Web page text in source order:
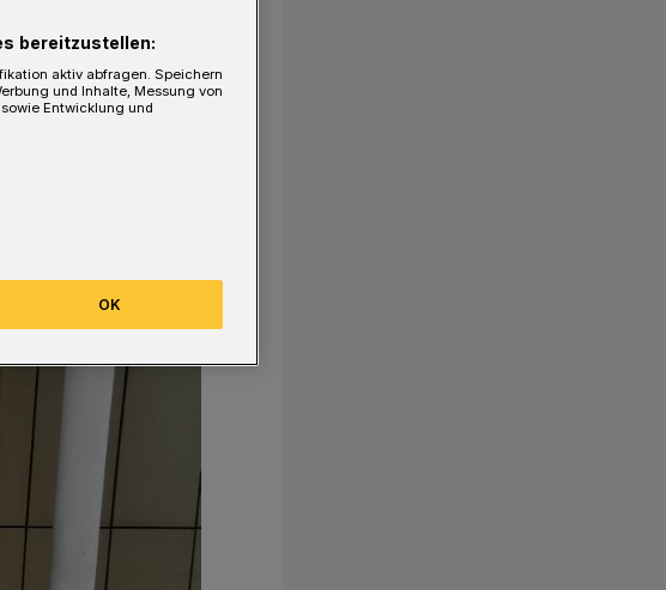
bereitzustellen:
aktiv abfragen. Speichern
und Inhalte, Messung von
Entwicklung und
OK